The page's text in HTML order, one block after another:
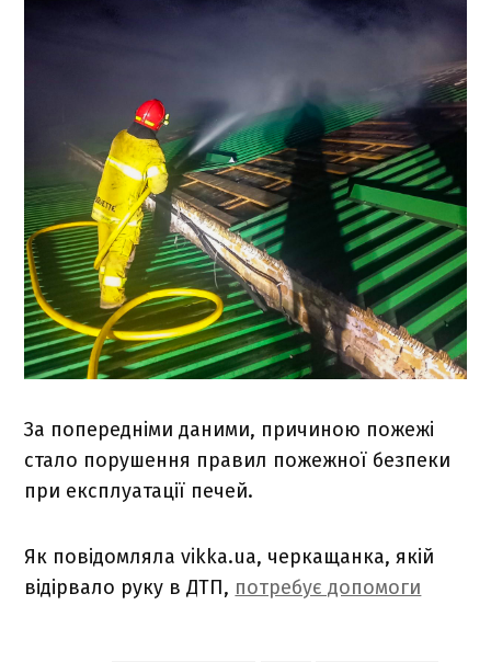
За попередніми даними, причиною пожежі
стало порушення правил пожежної безпеки
при експлуатації печей.
Як повідомляла vikka.ua, черкащанка, якій
відірвало руку в ДТП, потребує допомоги